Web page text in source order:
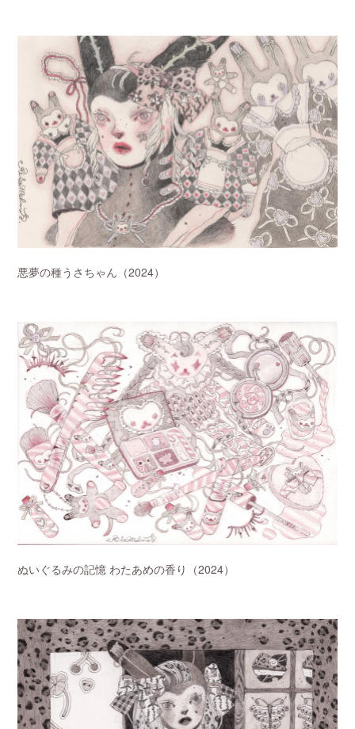
悪夢の種うさちゃん（2024）
ぬいぐるみの記憶 わたあめの香り（2024）